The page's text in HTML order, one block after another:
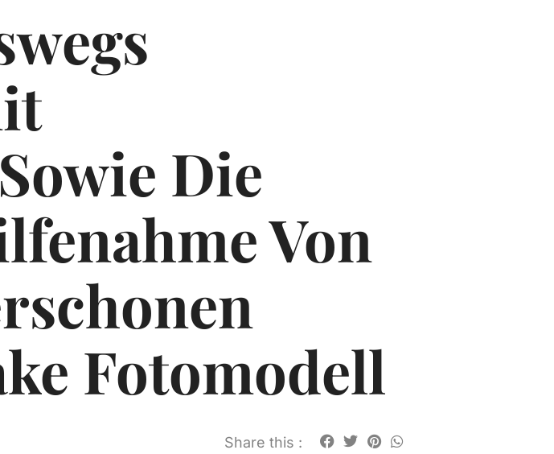
Die
Von
Fotomodell
Share this :